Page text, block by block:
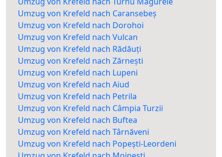
Umzug von Krefeld nach Caransebeș
Umzug von Krefeld nach Dorohoi
Umzug von Krefeld nach Vulcan
Umzug von Krefeld nach Rădăuți
Umzug von Krefeld nach Zărnești
Umzug von Krefeld nach Lupeni
Umzug von Krefeld nach Aiud
Umzug von Krefeld nach Petrila
Umzug von Krefeld nach Câmpia Turzii
Umzug von Krefeld nach Buftea
Umzug von Krefeld nach Târnăveni
Umzug von Krefeld nach Popești-Leordeni